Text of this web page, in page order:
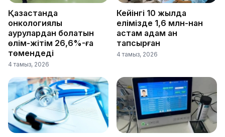
Қазақстанда
онкологиялық
аурулардан болатын
өлім-жітім 26,6%-ға
төмендеді
4 тамыз, 2026
Кейінгі 10 жылда
елімізде 1,6 млн-нан
астам адам қан
тапсырған
4 тамыз, 2026